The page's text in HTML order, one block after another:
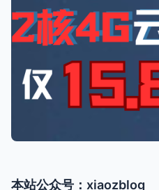
本站公众号：xiaozblog